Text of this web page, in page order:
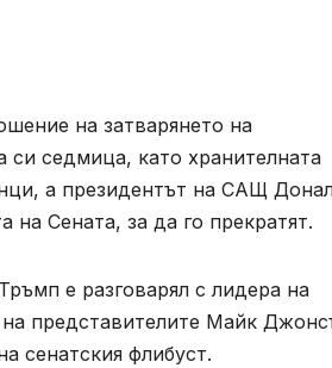
на затварянето на
си седмица, като хранителната
а президентът на САЩ
на Сената, за да го прекратят.
е разговарял с лидера на
представителите Майк
сенатския флибуст.